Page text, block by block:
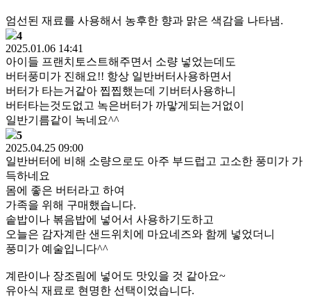
엄선된 재료를 사용해서 농후한 향과 맑은 색감을 나타냄.
4
2025.01.06 14:41
아이들 프랜치토스트해주면서 소량 넣었는데도
버터풍미가 진해요!! 항상 일반버터사용하면서
버터가 타는거같아 찝찝했는데 기버터사용하니
버터타는것도없고 녹은버터가 까맣게되는거없이
일반기름같이 녹네요^^
5
2025.04.25 09:00
일반버터에 비해 소량으로도 아주 부드럽고 고소한 풍미가 가
득하네요
몸에 좋은 버터라고 하여
가족을 위해 구매했습니다.
솥밥이나 볶음밥에 넣어서 사용하기도하고
오늘은 감자계란 샌드위치에 마요네즈와 함께 넣었더니
풍미가 예술입니다^^
계란이나 장조림에 넣어도 맛있을 것 같아요~
유아식 재료로 현명한 선택이었습니다.